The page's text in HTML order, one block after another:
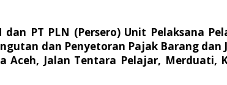
PT PLN (Persero) Unit Pelaksana
dan Penyetoran Pajak Barang dan
Jalan Tentara Pelajar, Merduati,